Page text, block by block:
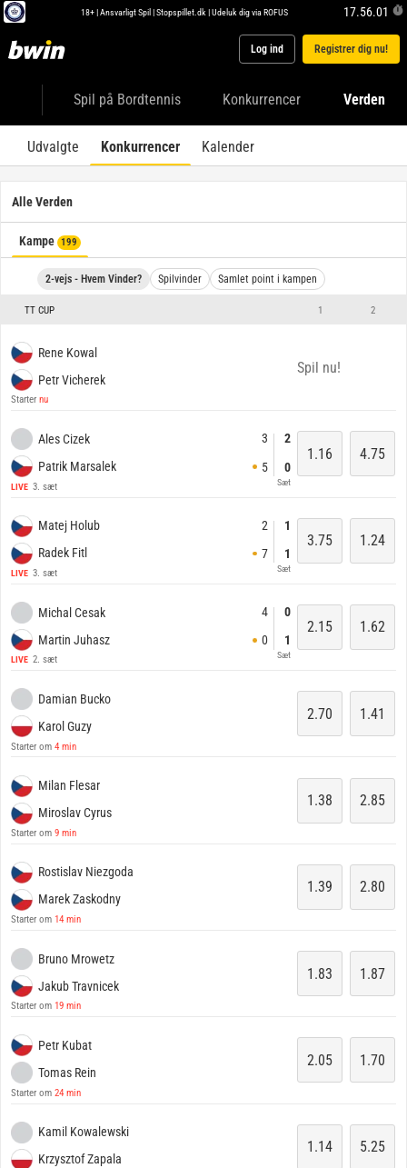
18+ |Ansvarligt Spil |Stopspillet.dk |Udeluk dig via ROFUS 17.56.01
Log ind Registrer dig nu!
Spil på Bordtennis Konkurrencer Verden
Udvalgte Konkurrencer Kalender
Alle Verden
Kampe 199
2-vejs - Hvem Vinder? Spilvinder Samlet point i kampen
TT CUP 1 2
Rene Kowal
Petr Vicherek
Starternu
Spil nu!
Ales Cizek
Patrik Marsalek
LIVE 3. sæt
3
5
2
0
Sæt
1.16 4.75
Matej Holub
Radek Fitl
LIVE 3. sæt
2
7
1
1
Sæt
3.75 1.24
Michal Cesak
Martin Juhasz
LIVE 2. sæt
4
0
0
1
Sæt
2.15 1.62
Damian Bucko
Karol Guzy
Starter om4 min
2.70 1.41
Milan Flesar
Miroslav Cyrus
Starter om9 min
1.38 2.85
Rostislav Niezgoda
Marek Zaskodny
Starter om14 min
1.39 2.80
Bruno Mrowetz
Jakub Travnicek
Starter om19 min
1.83 1.87
Petr Kubat
Tomas Rein
Starter om24 min
2.05 1.70
Kamil Kowalewski
Krzysztof Zapala
1.14 5.25